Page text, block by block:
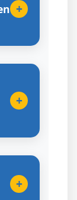
+
+
+